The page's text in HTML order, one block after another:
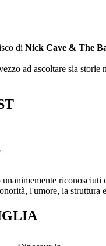
di Nick Cave & The
ad ascoltare sia
l'umore, la